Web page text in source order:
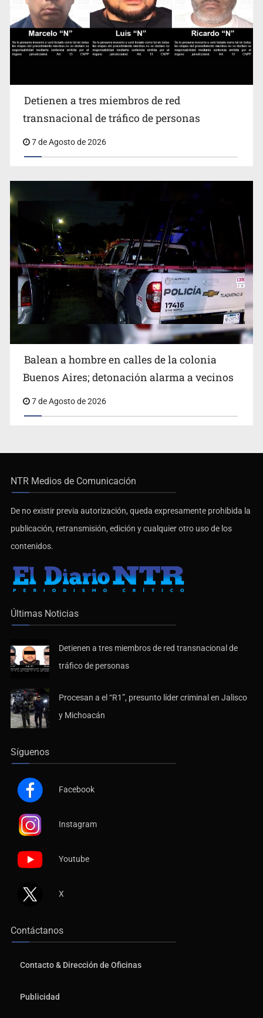
Detienen a tres miembros de red transnacional de
tráfico de personas
Detienen a tres miembros de red
transnacional de tráfico de personas
7 de Agosto de 2026
Balean a hombre en calles de la colonia
Buenos Aires; detonación alarma a vecinos
7 de Agosto de 2026
NTR Medios de Comunicación
De no existir previa autorización, queda expresamente prohibida la
publicación, retransmisión, edición y cualquier otro uso de los
contenidos.
Últimas Noticias
Detienen a tres miembros de red transnacional de
tráfico de personas
Procesan a el “R1”, presunto líder criminal en Jalisco
y Michoacán
Síguenos
Facebook
Instagram
Youtube
X
Contáctanos
Contacto & Dirección de Oficinas
Publicidad